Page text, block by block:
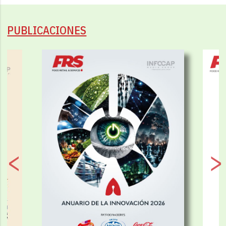
PUBLICACIONES